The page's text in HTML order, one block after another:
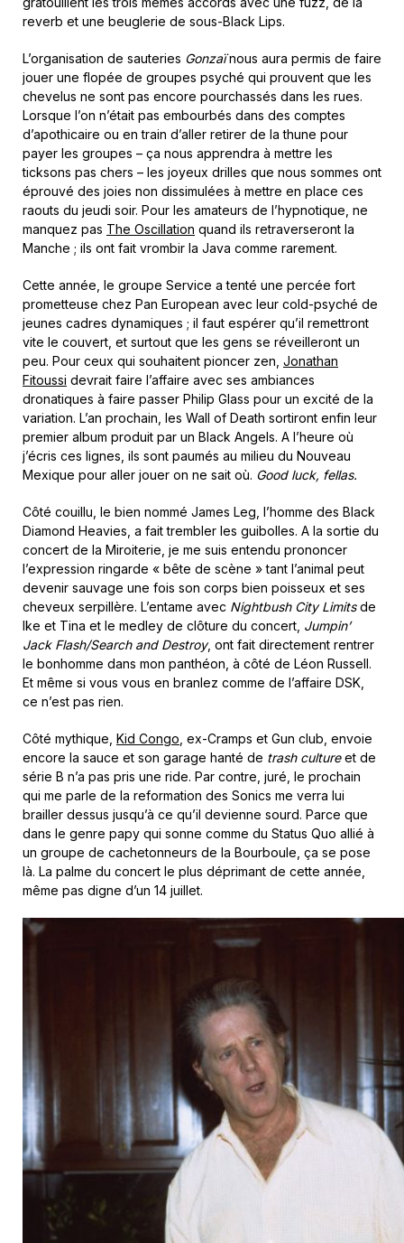
reverb et une beuglerie de sous-Black Lips.
L’organisation de sauteries Gonzaïnous aura permis de faire
jouer une flopée de groupes psyché qui prouvent que les
chevelus ne sont pas encore pourchassés dans les rues.
Lorsque l’on n’était pas embourbés dans des comptes
d’apothicaire ou en train d’aller retirer de la thune pour
payer les groupes – ça nous apprendra à mettre les
ticksons pas chers – les joyeux drilles que nous sommes ont
éprouvé des joies non dissimulées à mettre en place ces
raouts du jeudi soir. Pour les amateurs de l’hypnotique, ne
manquez pas The Oscillation quand ils retraverseront la
Manche ; ils ont fait vrombir la Java comme rarement.
Cette année, le groupe Service a tenté une percée fort
prometteuse chez Pan European avec leur cold-psyché de
jeunes cadres dynamiques ; il faut espérer qu’il remettront
vite le couvert, et surtout que les gens se réveilleront un
peu. Pour ceux qui souhaitent pioncer zen, Jonathan
Fitoussi devrait faire l’affaire avec ses ambiances
dronatiques à faire passer Philip Glass pour un excité de la
variation. L’an prochain, les Wall of Death sortiront enfin leur
premier album produit par un Black Angels. A l’heure où
j’écris ces lignes, ils sont paumés au milieu du Nouveau
Mexique pour aller jouer on ne sait où. Good luck, fellas.
Côté couillu, le bien nommé James Leg, l’homme des Black
Diamond Heavies, a fait trembler les guibolles. A la sortie du
concert de la Miroiterie, je me suis entendu prononcer
l’expression ringarde « bête de scène » tant l’animal peut
devenir sauvage une fois son corps bien poisseux et ses
cheveux serpillère. L’entame avec Nightbush City Limitsde
Ike et Tina et le medley de clôture du concert, Jumpin’
Jack Flash/Search and Destroy, ont fait directement rentrer
le bonhomme dans mon panthéon, à côté de Léon Russell.
Et même si vous vous en branlez comme de l’affaire DSK,
ce n’est pas rien.
Côté mythique, Kid Congo , ex-Cramps et Gun club, envoie
encore la sauce et son garage hanté de trash cultureet de
série B n’a pas pris une ride. Par contre, juré, le prochain
qui me parle de la reformation des Sonics me verra lui
brailler dessus jusqu’à ce qu’il devienne sourd. Parce que
dans le genre papy qui sonne comme du Status Quo allié à
un groupe de cachetonneurs de la Bourboule, ça se pose
là. La palme du concert le plus déprimant de cette année,
même pas digne d’un 14 juillet.